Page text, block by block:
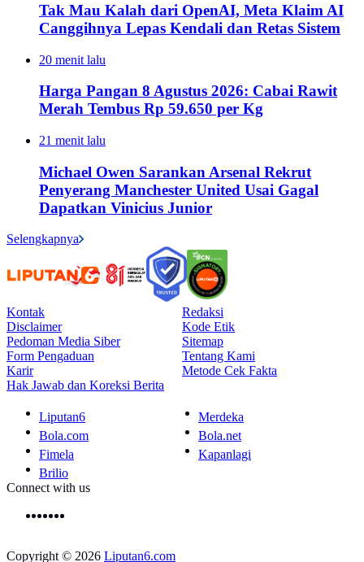
Tak Mau Kalah dari OpenAI, Meta Klaim AI
Canggihnya Lepas Kendali dan Retas Sistem
20 menit lalu
Harga Pangan 8 Agustus 2026: Cabai Rawit
Merah Tembus Rp 59.650 per Kg
21 menit lalu
Michael Owen Sarankan Arsenal Rekrut
Penyerang Manchester United Usai Gagal
Dapatkan Vinicius Junior
Selengkapnya
Kontak
Redaksi
Disclaimer
Kode Etik
Pedoman Media Siber
Sitemap
Form Pengaduan
Tentang Kami
Karir
Metode Cek Fakta
Hak Jawab dan Koreksi Berita
Liputan6
Merdeka
Bola.com
Bola.net
Fimela
Kapanlagi
Brilio
Connect with us
Copyright © 2026 Liputan6.com